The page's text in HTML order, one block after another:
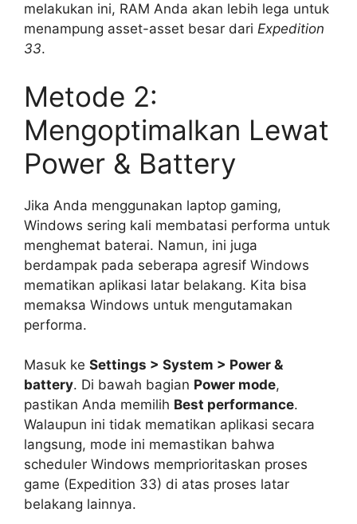
melakukan ini, RAM Anda akan lebih lega untuk
menampung asset-asset besar dari Expedition
33.
Metode 2:
Mengoptimalkan Lewat
Power & Battery
Jika Anda menggunakan laptop gaming,
Windows sering kali membatasi performa untuk
menghemat baterai. Namun, ini juga
berdampak pada seberapa agresif Windows
mematikan aplikasi latar belakang. Kita bisa
memaksa Windows untuk mengutamakan
performa.
Masuk ke Settings > System > Power &
battery. Di bawah bagian Power mode,
pastikan Anda memilih Best performance.
Walaupun ini tidak mematikan aplikasi secara
langsung, mode ini memastikan bahwa
scheduler Windows memprioritaskan proses
game (Expedition 33) di atas proses latar
belakang lainnya.